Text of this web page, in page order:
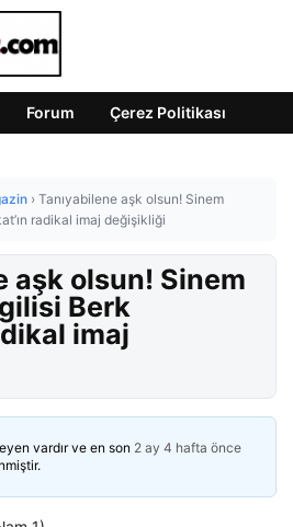
Forum Çerez Politikası
› Tanıyabilene aşk olsun! Sinem
radikal imaj değişikliği
aşk olsun! Sinem
Berk
imaj
vardır ve en son 2 ay 4 hafta önce